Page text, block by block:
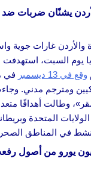
يشنّان ضربات
والأردن غارات جوية
يوم السبت، استهدفت
وقع في 13 ديسمبر
في
ومترجم مدني.
وطالت أهدافًا
المتحدة
في المناطق
تستعيد 32 مليون يورو من